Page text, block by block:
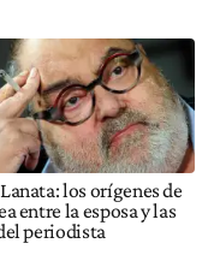
los orígenes de
entre la esposa y las
periodista